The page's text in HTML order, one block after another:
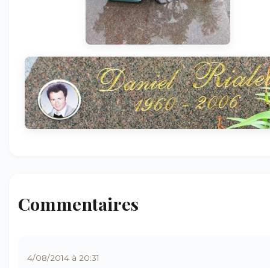
Commentaires
4/08/2014 à 20:31